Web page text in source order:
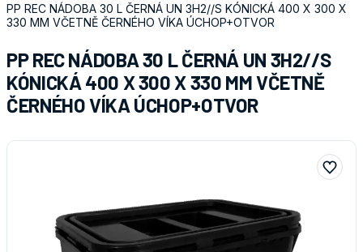
PP REC NÁDOBA 30 L ČERNÁ UN 3H2//S KÓNICKÁ 400 X 300 X
330 MM VČETNĚ ČERNÉHO VÍKA ÚCHOP+OTVOR
PP REC NÁDOBA 30 L ČERNÁ UN 3H2//S
KÓNICKÁ 400 X 300 X 330 MM VČETNĚ
ČERNÉHO VÍKA ÚCHOP+OTVOR